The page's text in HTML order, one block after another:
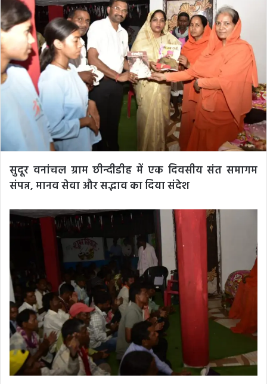
सुदूर वनांचल ग्राम छीन्दीडीह में एक दिवसीय संत समागम
संपन्न, मानव सेवा और सद्भाव का दिया संदेश